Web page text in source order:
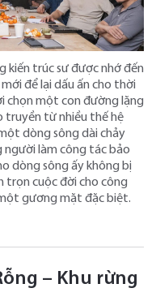
kiến trúc sư được nhớ đến
để lại dấu ấn cho thời
chọn một con đường lặng
truyền từ nhiều thế hệ
dòng sông dài chảy
người làm công tác bảo
dòng sông ấy không bị
trọn cuộc đời cho công
gương mặt đặc biệt.
– Khu rừng